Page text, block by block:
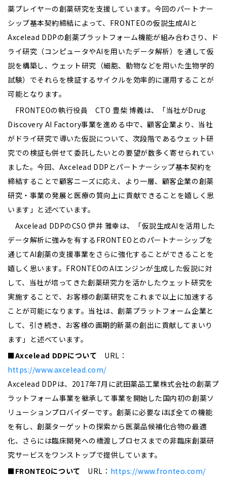
薬プレイヤーの創薬研究を支援しています。今回のパートナー
シップ基本契約締結によって、FRONTEOの仮説生成AIと
Axcelead DDPの創薬プラットフォーム機能が組み合わさり、ド
ライ研究（コンピュータやAIを用いたデータ解析）を通して仮
説を構築し、ウェット研究（細胞、動物などを用いた生物学的
試験）でそれらを検証するサイクルを効率的に運用することが
可能となります。
FRONTEOの執行役員 CTO 豊柴 博義は、「当社がDrug
Discovery AI Factory事業を進める中で、顧客企業より、当社
がドライ研究で導いた仮説について、次段階であるウェット研
究での検証も併せて委託したいとの要望が数多く寄せられてい
ました。今回、Axcelead DDPとパートナーシップ基本契約を
締結することで顧客ニーズに応え、より一層、顧客企業の創薬
研究・事業の発展と医療の質向上に貢献できることを嬉しく思
います」と述べています。
Axcelead DDPのCSO 伊井 雅幸は、「仮説生成AIを活用した
データ解析に強みを有するFRONTEOとのパートナーシップを
通じてAI創薬の支援事業をさらに強化することができることを
嬉しく思います。FRONTEOのAIエンジンが生成した仮説に対
して、当社が培ってきた創薬研究力を活かしたウェット研究を
実施することで、お客様の創薬研究をこれまで以上に加速する
ことが可能になります。当社は、創薬プラットフォーム企業と
して、引き続き、お客様の画期的新薬の創出に貢献してまいり
ます」と述べています。
■Axcelead DDPについて URL：
https://www.axcelead.com/
Axcelead DDPは、2017年7月に武田薬品工業株式会社の創薬プ
ラットフォーム事業を継承して事業を開始した国内初の創薬ソ
リューションプロバイダーです。創薬に必要なほぼ全ての機能
を有し、創薬ターゲットの探索から医薬品候補化合物の最適
化、さらには臨床開発への橋渡しプロセスまでの非臨床創薬研
究サービスをワンストップで提供しています。
■FRONTEOについて URL： https://www.fronteo.com/